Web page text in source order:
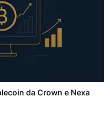
da Crown e Nexa